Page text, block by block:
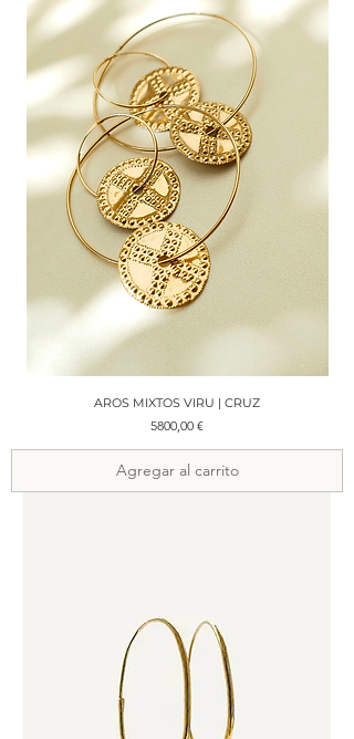
AROS MIXTOS VIRU | CRUZ
Precio
5800,00 €
Agregar al carrito